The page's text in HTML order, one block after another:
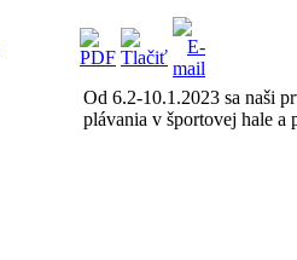
Od 6.2-10.1.2023 sa naši
plávania v športovej hale